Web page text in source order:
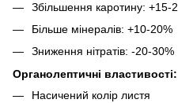
Збільшення каротину: +15-
Більше мінералів: +10-20%
Зниження нітратів: -20-30%
Органолептичні властивості:
Насичений колір листя